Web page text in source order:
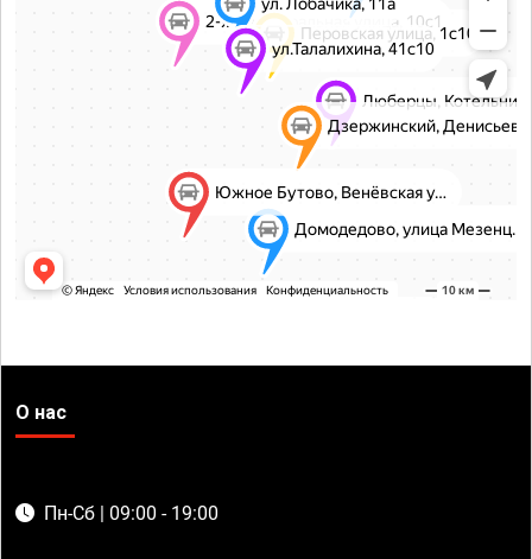
О нас
Пн-Сб | 09:00 - 19:00